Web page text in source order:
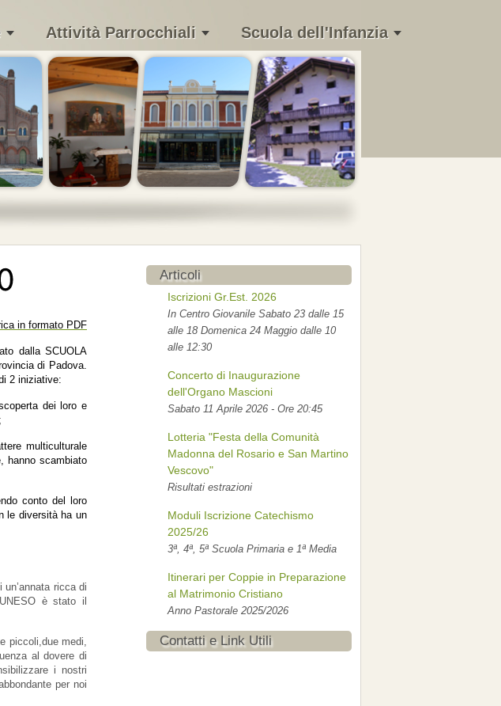
Attività Parrocchiali Scuola dell'Infanzia
in formato PDF
dalla SCUOLA
di Padova.
2 iniziative:
dei loro e
multiculturale
hanno scambiato
conto del loro
le diversità ha un
ricca di
è stato il
piccoli,due medi,
al dovere di
i nostri
per noi
Articoli
Iscrizioni Gr.Est. 2026
In Centro Giovanile Sabato 23 dalle 15
alle 18 Domenica 24 Maggio dalle 10
alle 12:30
Concerto di Inaugurazione
dell'Organo Mascioni
Sabato 11 Aprile 2026 - Ore 20:45
Lotteria "Festa della Comunità
Madonna del Rosario e San Martino
Vescovo"
Risultati estrazioni
Moduli Iscrizione Catechismo
2025/26
3ª, 4ª, 5ª Scuola Primaria e 1ª Media
Itinerari per Coppie in Preparazione
al Matrimonio Cristiano
Anno Pastorale 2025/2026
Contatti e Link Utili